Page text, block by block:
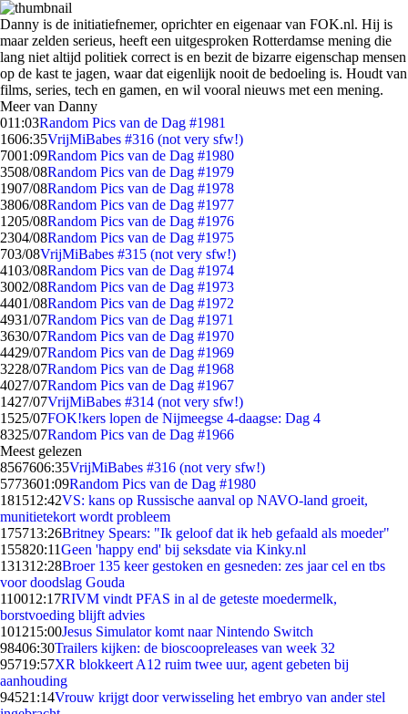
Danny is de initiatiefnemer, oprichter en eigenaar van FOK.nl. Hij is
maar zelden serieus, heeft een uitgesproken Rotterdamse mening die
lang niet altijd politiek correct is en bezit de bizarre eigenschap mensen
op de kast te jagen, waar dat eigenlijk nooit de bedoeling is. Houdt van
films, series, tech en gamen, en wil vooral nieuws met een mening.
Meer van Danny
011:03Random Pics van de Dag #1981
1606:35VrijMiBabes #316 (not very sfw!)
7001:09Random Pics van de Dag #1980
3508/08Random Pics van de Dag #1979
1907/08Random Pics van de Dag #1978
3806/08Random Pics van de Dag #1977
1205/08Random Pics van de Dag #1976
2304/08Random Pics van de Dag #1975
703/08VrijMiBabes #315 (not very sfw!)
4103/08Random Pics van de Dag #1974
3002/08Random Pics van de Dag #1973
4401/08Random Pics van de Dag #1972
4931/07Random Pics van de Dag #1971
3630/07Random Pics van de Dag #1970
4429/07Random Pics van de Dag #1969
3228/07Random Pics van de Dag #1968
4027/07Random Pics van de Dag #1967
1427/07VrijMiBabes #314 (not very sfw!)
1525/07FOK!kers lopen de Nijmeegse 4-daagse: Dag 4
8325/07Random Pics van de Dag #1966
Meest gelezen
8567606:35VrijMiBabes #316 (not very sfw!)
5773601:09Random Pics van de Dag #1980
181512:42VS: kans op Russische aanval op NAVO-land groeit,
munitietekort wordt probleem
175713:26Britney Spears: "Ik geloof dat ik heb gefaald als moeder"
155820:11Geen 'happy end' bij seksdate via Kinky.nl
131312:28Broer 135 keer gestoken en gesneden: zes jaar cel en tbs
voor doodslag Gouda
110012:17RIVM vindt PFAS in al de geteste moedermelk,
borstvoeding blijft advies
101215:00Jesus Simulator komt naar Nintendo Switch
98406:30Trailers kijken: de bioscoopreleases van week 32
95719:57XR blokkeert A12 ruim twee uur, agent gebeten bij
aanhouding
94521:14Vrouw krijgt door verwisseling het embryo van ander stel